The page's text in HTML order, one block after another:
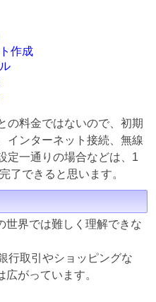
作成
の料金ではないので、初期
インターネット接続、無線
定一通りの場合などは、1
了できると思います。
世界では難しく理解できな
行取引やショッピングな
がっています。